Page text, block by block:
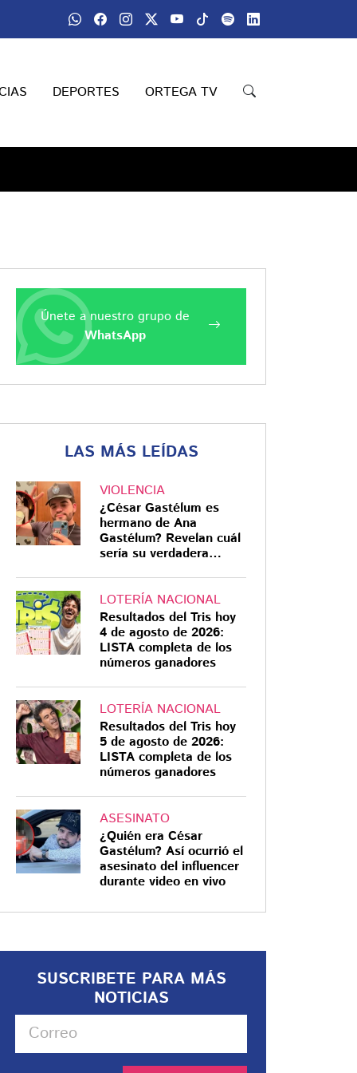
DEPORTES ORTEGA TV
Únete a nuestro grupo de
WhatsApp
LAS MÁS LEÍDAS
VIOLENCIA
¿César Gastélum es
hermano de Ana
Gastélum? Revelan cuál
sería su verdadera
LOTERÍA NACIONAL
Resultados del Tris hoy
4 de agosto de 2026:
LISTA completa de los
números ganadores
LOTERÍA NACIONAL
Resultados del Tris hoy
5 de agosto de 2026:
LISTA completa de los
números ganadores
ASESINATO
¿Quién era César
Gastélum? Así ocurrió el
asesinato del influencer
durante video en vivo
SUSCRIBETE PARA MÁS
NOTICIAS